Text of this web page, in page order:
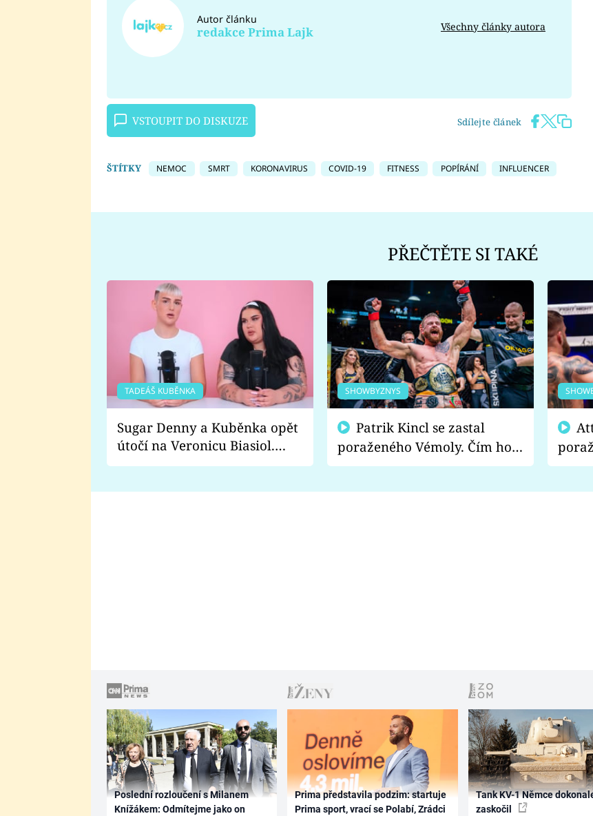
Autor článku
redakce Prima Lajk Všechny články autora
VSTOUPIT DO DISKUZE Sdílejte článek
ŠTÍTKY NEMOC SMRT KORONAVIRUS COVID-19 FITNESS POPÍRÁNÍ INFLUENCER
PŘEČTĚTE SI TAKÉ
TADEÁŠ KUBĚNKA
Sugar Denny a Kuběnka opět
útočí na Veronicu Biasiol.
Proč je podle nich falešná a
SHOWBYZNYS
poraženého Vémoly. Čím ho
fanoušci naštvali?
chce
Poslední rozloučení s Milanem
Knížákem: Odmítejme jako on
Prima představila podzim: startuje
Prima sport, vrací se Polabí, Zrádci
Tank KV-1 Němce
zaskočil